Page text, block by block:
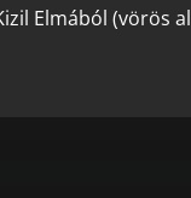
Elmából (vörös